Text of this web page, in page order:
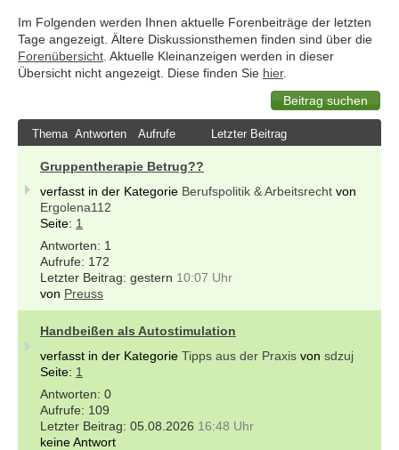
Im Folgenden werden Ihnen aktuelle Forenbeiträge der letzten
Tage angezeigt. Ältere Diskussionsthemen finden sind über die
Forenübersicht Aktuelle Kleinanzeigen werden in dieser
Übersicht nicht angezeigt. Diese finden Sie hier.
Thema Antworten Aufrufe Letzter Beitrag
Gruppentherapie Betrug??
verfasst in der Kategorie Berufspolitik & Arbeitsrecht von
Ergolena112
Seite: 1
1
172
gestern 10:07 Uhr
von Preuss
Handbeißen als Autostimulation
verfasst in der Kategorie Tipps aus der Praxis von sdzuj
Seite: 1
0
109
05.08.2026 16:48 Uhr
keine Antwort